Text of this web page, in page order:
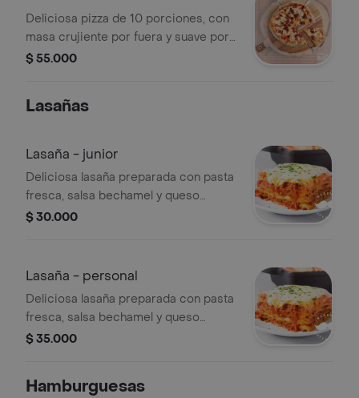
Deliciosa pizza de 10 porciones, con
masa crujiente por fuera y suave por
dentro acompañada de tus toppings
$ 55.000
Lasañas
Lasaña - junior
Deliciosa lasaña preparada con pasta
fresca, salsa bechamel y queso
gratinado. puedes elegirla de pollo,
$ 30.000
Lasaña - personal
Deliciosa lasaña preparada con pasta
fresca, salsa bechamel y queso
gratinado. puedes elegirla de pollo,
$ 35.000
Hamburguesas